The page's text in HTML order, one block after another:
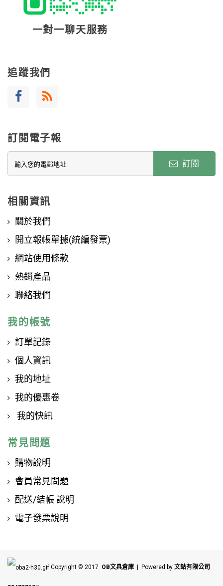
一對一聊天服務
追蹤我們
訂閱電子報
訂閱
相關資訊
關於我們
開立報帳單據(統編發票)
網站使用條款
熱銷產品
聯絡我們
我的帳號
訂單記錄
個人資訊
我的地址
我的優惠卷
我的快訊
常見問題
購物說明
會員常見問題
配送/結帳 說明
電子發票說明
Copyright © 2017 OB文具倉庫 | Powered by 文鈷有限公司